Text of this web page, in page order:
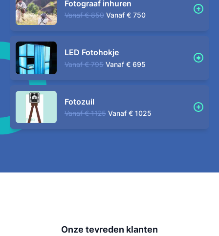
Fotograaf inhuren
Vanaf € 850 Vanaf € 750
LED Fotohokje
Vanaf € 795 Vanaf € 695
Fotozuil
Vanaf € 1125 Vanaf € 1025
Onze tevreden klanten